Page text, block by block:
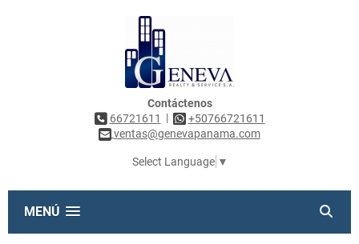
Contáctenos
66721611
|
+50766721611
ventas@genevapanama.com
Select Language ▼
MENÚ